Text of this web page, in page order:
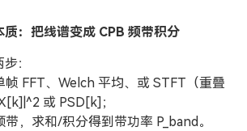
质：把线谱变成 CPB 频带积分
：
帧 FFT、Welch 平均、或 STFT（重叠
或 PSD[k]；
，求和/积分得到带功率 P_band。